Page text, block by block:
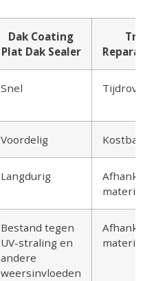
Dak Coating
Plat Dak Sealer
Snel Tijdrovend
Voordelig Kostbaar
Langdurig
materiaal
Bestand tegen
UV-straling en
andere
weersinvloeden
materiaal